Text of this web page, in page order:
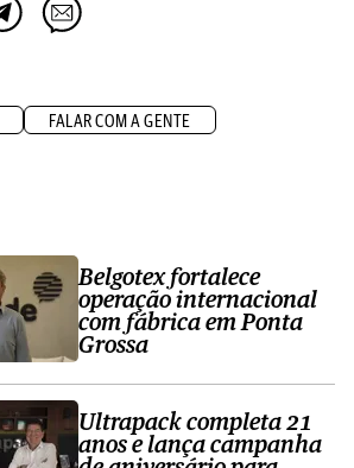
FALAR COM A GENTE
Belgotex fortalece
operação internacional
com fábrica em Ponta
Grossa
Ultrapack completa 21
anos e lança campanha